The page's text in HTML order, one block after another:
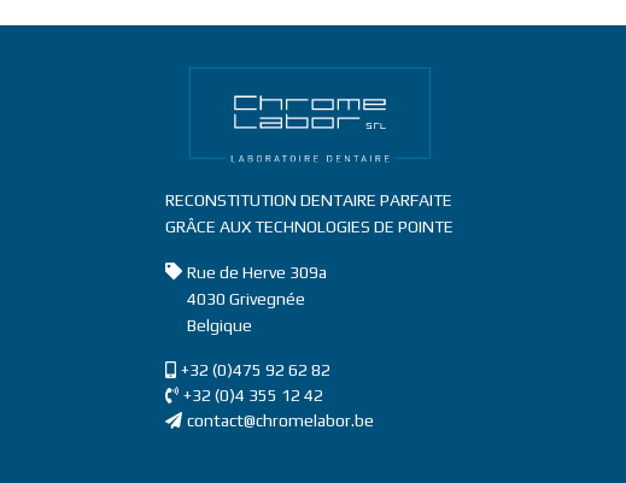
RECONSTITUTION DENTAIRE PARFAITE
GRÂCE AUX TECHNOLOGIES DE POINTE
Address
Rue de Herve 309a
4030 Grivegnée
Belgique
GSM
+32 (0)475 92 62 82
Téléphone
+32 (0)4 355 12 42
Email
contact@chromelabor.be